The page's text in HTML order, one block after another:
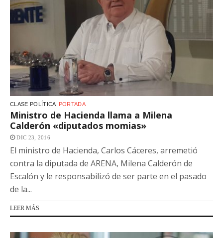
CLASE POLÍTICA PORTADA
Ministro de Hacienda llama a Milena
Calderón «diputados momias»
DIC 23, 2016
El ministro de Hacienda, Carlos Cáceres, arremetió
contra la diputada de ARENA, Milena Calderón de
Escalón y le responsabilizó de ser parte en el pasado
de la...
LEER MÁS